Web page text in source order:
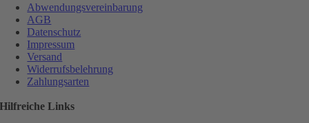
Abwendungsvereinbarung
AGB
Datenschutz
Impressum
Versand
Widerrufsbelehrung
Zahlungsarten
Hilfreiche Links